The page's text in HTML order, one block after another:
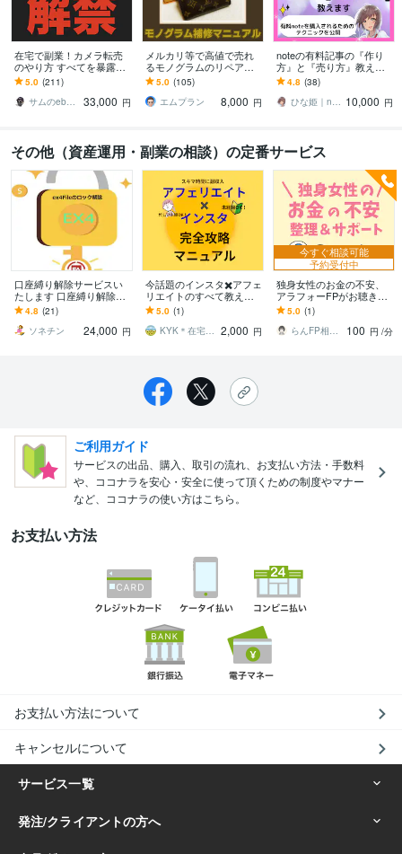
在宅で副業！カメラ転売
のやり方 すべてを暴露し
ます 円安の今、輸出がア
ツい 初歩から実益に至る
プロセスを詳細解説
5.0 (211)
サムのebayカメラ輸出転売
33,000 円
メルカリ等で高値で売れ
るモノグラムのリペア教
ます ブランド品転売で主
力商品を確立し、売上を
伸ばしたい方へ☆
5.0 (105)
エムプラン
8,000 円
noteの有料記事の『作り
方』と『売り方』教えま
す 売れる有料記事には理
由がある！note収益化の
必須テクニック
4.8 (38)
ひな姫｜note大学運営｜収益化運用支援 10,000 円
その他（資産運用・副業の相談）の定番サービス
口座縛り解除サービスい
たします 口座縛り解除し
ます、お好きな口座で稼
働する様にします。
4.8 (21)
ソネチン
24,000 円
今話題のインスタ✖️アフェ
リエイトのすべて教えま
す 初心者や主婦でもスキ
マ時間に稼ぎやすい！簡
単スピード副業！
5.0 (1)
KYK＊在宅副業 2,000 円
今すぐ相談可能
予約受付中
独身女性のお金の不安、
アラフォーFPがお聴きし
ます お金の不安について
整理＆サポート！
5.0 (1)
らんFP相談室
100 円 /分
ご利用ガイド
サービスの出品、購入、取引の流れ、お支払い方法・手数料
や、ココナラを安心・安全に使って頂くための制度やマナー
など、ココナラの使い方はこちら。
お支払い方法
お支払い方法について
キャンセルについて